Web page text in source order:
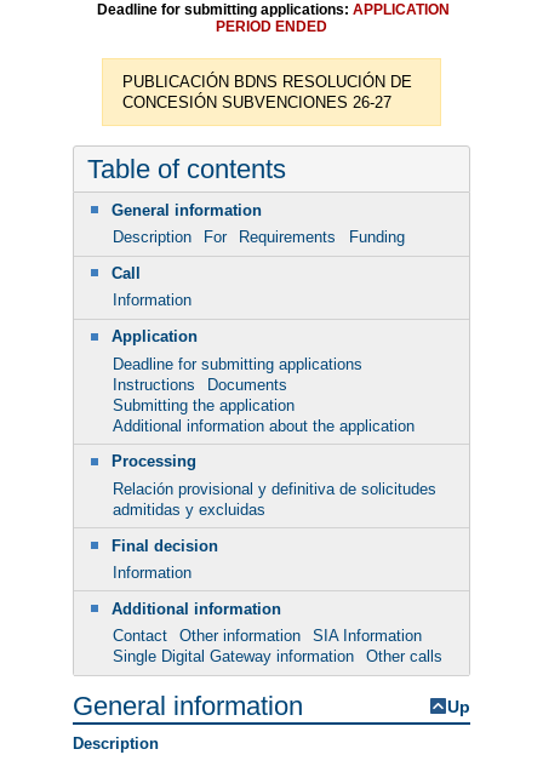
Deadline for submitting applications: APPLICATION
PERIOD ENDED
PUBLICACIÓN BDNS RESOLUCIÓN DE
CONCESIÓN SUBVENCIONES 26-27
Table of contents
General information
Description
For Requirements
Funding
Call
Information
Application
Deadline for submitting applications
Instructions
Documents
Submitting the application
Additional information about the application
Processing
Relación provisional y definitiva de solicitudes
admitidas y excluidas
Final decision
Information
Additional information
Contact
Other information
SIA Information
Single Digital Gateway information
Other calls
General information Up
Description